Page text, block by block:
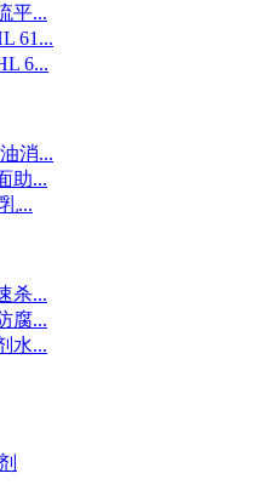
平...
61...
6...
消...
助...
...
杀...
腐...
水...